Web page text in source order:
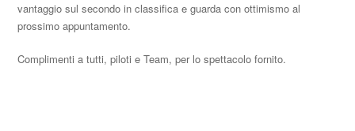
vantaggio sul secondo in classifica e guarda con ottimismo al
prossimo appuntamento.
Complimenti a tutti, piloti e Team, per lo spettacolo fornito.